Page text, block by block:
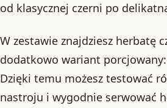
od klasycznej czerni po
W zestawie znajdziesz herbatę
dodatkowo wariant porcjowany:
Dzięki temu możesz testować
nastroju i wygodnie serwować